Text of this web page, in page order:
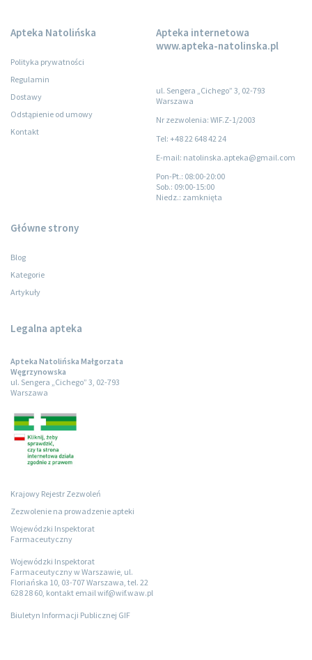
Apteka Natolińska
Polityka prywatności
Regulamin
Dostawy
Odstąpienie od umowy
Kontakt
Apteka internetowa
www.apteka-natolinska.pl
ul. Sengera „Cichego” 3, 02-793
Warszawa
Nr zezwolenia: WIF.Z-1/2003
Tel: +48 22 648 42 24
E-mail: natolinska.apteka@gmail.com
Pon-Pt.: 08:00-20:00
Sob.: 09:00-15:00
Niedz.: zamknięta
Główne strony
Blog
Kategorie
Artykuły
Legalna apteka
Apteka Natolińska Małgorzata
Węgrzynowska
ul. Sengera „Cichego” 3, 02-793
Warszawa
Krajowy Rejestr Zezwoleń
Zezwolenie na prowadzenie apteki
Wojewódzki Inspektorat
Farmaceutyczny
Wojewódzki Inspektorat
Farmaceutyczny w Warszawie, ul.
Floriańska 10, 03-707 Warszawa, tel. 22
628 28 60, kontakt email wif@wif.waw.pl
Biuletyn Informacji Publicznej GIF